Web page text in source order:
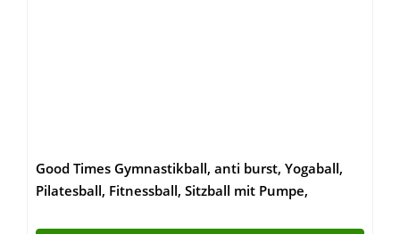
Good Times Gymnastikball, anti burst, Yogaball,
Pilatesball, Fitnessball, Sitzball mit Pumpe,